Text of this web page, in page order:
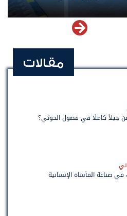
مقالات
جيلاً كاملًا في فصول الحوثي؟
صناعة المأساة الإنسانية